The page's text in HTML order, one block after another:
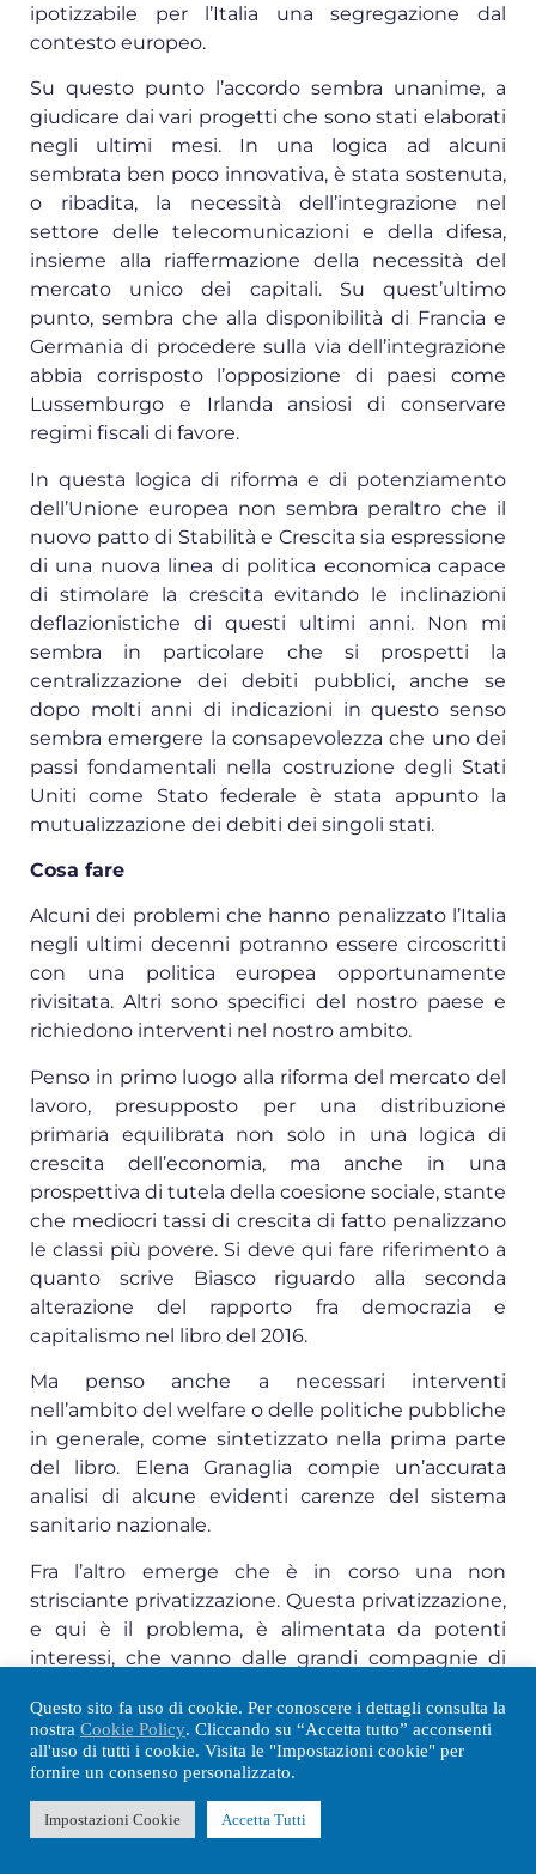
ipotizzabile per l’Italia una segregazione dal
contesto europeo.
Su questo punto l’accordo sembra unanime, a
giudicare dai vari progetti che sono stati elaborati
negli ultimi mesi. In una logica ad alcuni
sembrata ben poco innovativa, è stata sostenuta,
o ribadita, la necessità dell’integrazione nel
settore delle telecomunicazioni e della difesa,
insieme alla riaffermazione della necessità del
mercato unico dei capitali. Su quest’ultimo
punto, sembra che alla disponibilità di Francia e
Germania di procedere sulla via dell’integrazione
abbia corrisposto l’opposizione di paesi come
Lussemburgo e Irlanda ansiosi di conservare
regimi fiscali di favore.
In questa logica di riforma e di potenziamento
dell’Unione europea non sembra peraltro che il
nuovo patto di Stabilità e Crescita sia espressione
di una nuova linea di politica economica capace
di stimolare la crescita evitando le inclinazioni
deflazionistiche di questi ultimi anni. Non mi
sembra in particolare che si prospetti la
centralizzazione dei debiti pubblici, anche se
dopo molti anni di indicazioni in questo senso
sembra emergere la consapevolezza che uno dei
passi fondamentali nella costruzione degli Stati
Uniti come Stato federale è stata appunto la
mutualizzazione dei debiti dei singoli stati.
Cosa fare
Alcuni dei problemi che hanno penalizzato l’Italia
negli ultimi decenni potranno essere circoscritti
con una politica europea opportunamente
rivisitata. Altri sono specifici del nostro paese e
richiedono interventi nel nostro ambito.
Penso in primo luogo alla riforma del mercato del
lavoro, presupposto per una distribuzione
primaria equilibrata non solo in una logica di
crescita dell’economia, ma anche in una
prospettiva di tutela della coesione sociale, stante
che mediocri tassi di crescita di fatto penalizzano
le classi più povere. Si deve qui fare riferimento a
quanto scrive Biasco riguardo alla seconda
alterazione del rapporto fra democrazia e
capitalismo nel libro del 2016.
Ma penso anche a necessari interventi
nell’ambito del welfare o delle politiche pubbliche
in generale, come sintetizzato nella prima parte
del libro. Elena Granaglia compie un’accurata
analisi di alcune evidenti carenze del sistema
sanitario nazionale.
Fra l’altro emerge che è in corso una non
strisciante privatizzazione. Questa privatizzazione,
e qui è il problema, è alimentata da potenti
interessi, che vanno dalle grandi compagnie di
cooperativa, a importanti gruppi industriali e
all’atteggiamento fondamentalmente complice
dei sindacati nella promozione del cosiddetto
welfare aziendale.
Questo sito fa uso di cookie. Per conoscere i dettagli consulta la
nostra Cookie Policy. Cliccando su “Accetta tutto” acconsenti
all'uso di tutti i cookie. Visita le "Impostazioni cookie" per
fornire un consenso personalizzato.
Impostazioni Cookie Accetta Tutti